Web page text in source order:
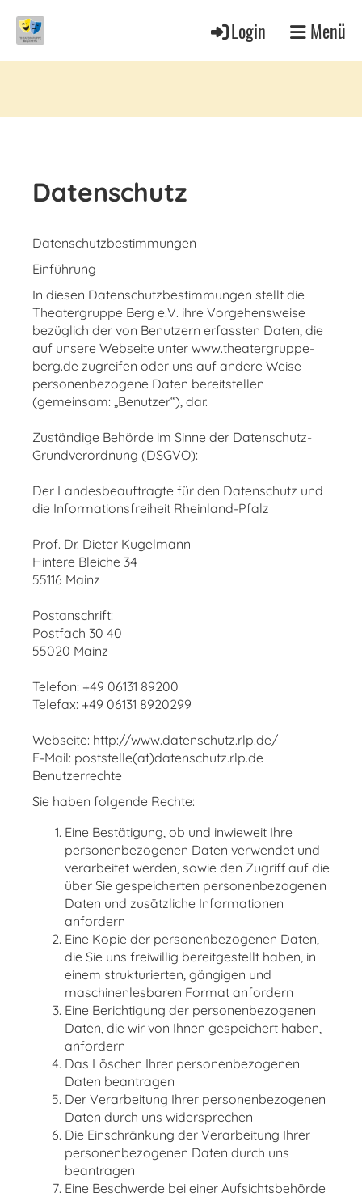
Login Menü
Datenschutz
Datenschutzbestimmungen
Einführung
In diesen Datenschutzbestimmungen stellt die
Theatergruppe Berg e.V. ihre Vorgehensweise
bezüglich der von Benutzern erfassten Daten, die
auf unsere Webseite unter www.theatergruppe-
berg.de zugreifen oder uns auf andere Weise
personenbezogene Daten bereitstellen
(gemeinsam: „Benutzer“), dar.
Zuständige Behörde im Sinne der Datenschutz-
Grundverordnung (DSGVO):
Der Landesbeauftragte für den Datenschutz und
die Informationsfreiheit Rheinland-Pfalz
Prof. Dr. Dieter Kugelmann
Hintere Bleiche 34
55116 Mainz
Postanschrift:
Postfach 30 40
55020 Mainz
Telefon: +49 06131 89200
Telefax: +49 06131 8920299
Webseite: http://www.datenschutz.rlp.de/
E-Mail: poststelle(at)datenschutz.rlp.de
Benutzerrechte
Sie haben folgende Rechte:
Eine Bestätigung, ob und inwieweit Ihre
personenbezogenen Daten verwendet und
verarbeitet werden, sowie den Zugriff auf die
über Sie gespeicherten personenbezogenen
Daten und zusätzliche Informationen
anfordern
Eine Kopie der personenbezogenen Daten,
die Sie uns freiwillig bereitgestellt haben, in
einem strukturierten, gängigen und
maschinenlesbaren Format anfordern
Eine Berichtigung der personenbezogenen
Daten, die wir von Ihnen gespeichert haben,
anfordern
Das Löschen Ihrer personenbezogenen
Daten beantragen
Der Verarbeitung Ihrer personenbezogenen
Daten durch uns widersprechen
Die Einschränkung der Verarbeitung Ihrer
personenbezogenen Daten durch uns
beantragen
Eine Beschwerde bei einer Aufsichtsbehörde